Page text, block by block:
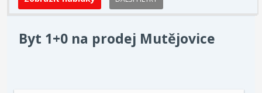
Byt 1+0 na prodej Mutějovice